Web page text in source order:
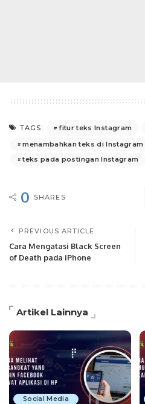
TAGS: fitur teks Instagram
menambahkan teks di Instagram
teks pada postingan Instagram
0 SHARES
PREVIOUS ARTICLE
Cara Mengatasi Black Screen
of Death pada iPhone
Artikel Lainnya
Social Media